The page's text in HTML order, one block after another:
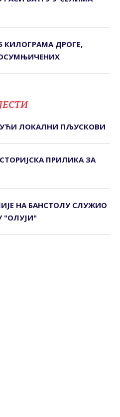
КИЛОГРАМА ДРОГЕ,
ЛОКАЛНИ ПЉУСКОВИ
ПРИЛИКА ЗА
НА БАНСТОЛУ СЛУЖИО
"ОЛУЈИ"